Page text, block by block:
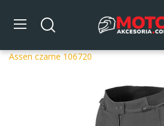
Strona główna DLA MOTOCYKLISTY
Assen czarne 106720